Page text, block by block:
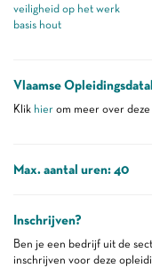
veiligheid op het werk
basis hout
Vlaamse
Klik hier om meer over
Max. aantal uren: 40
Inschrijven?
Ben je een bedrijf uit de
inschrijven voor deze